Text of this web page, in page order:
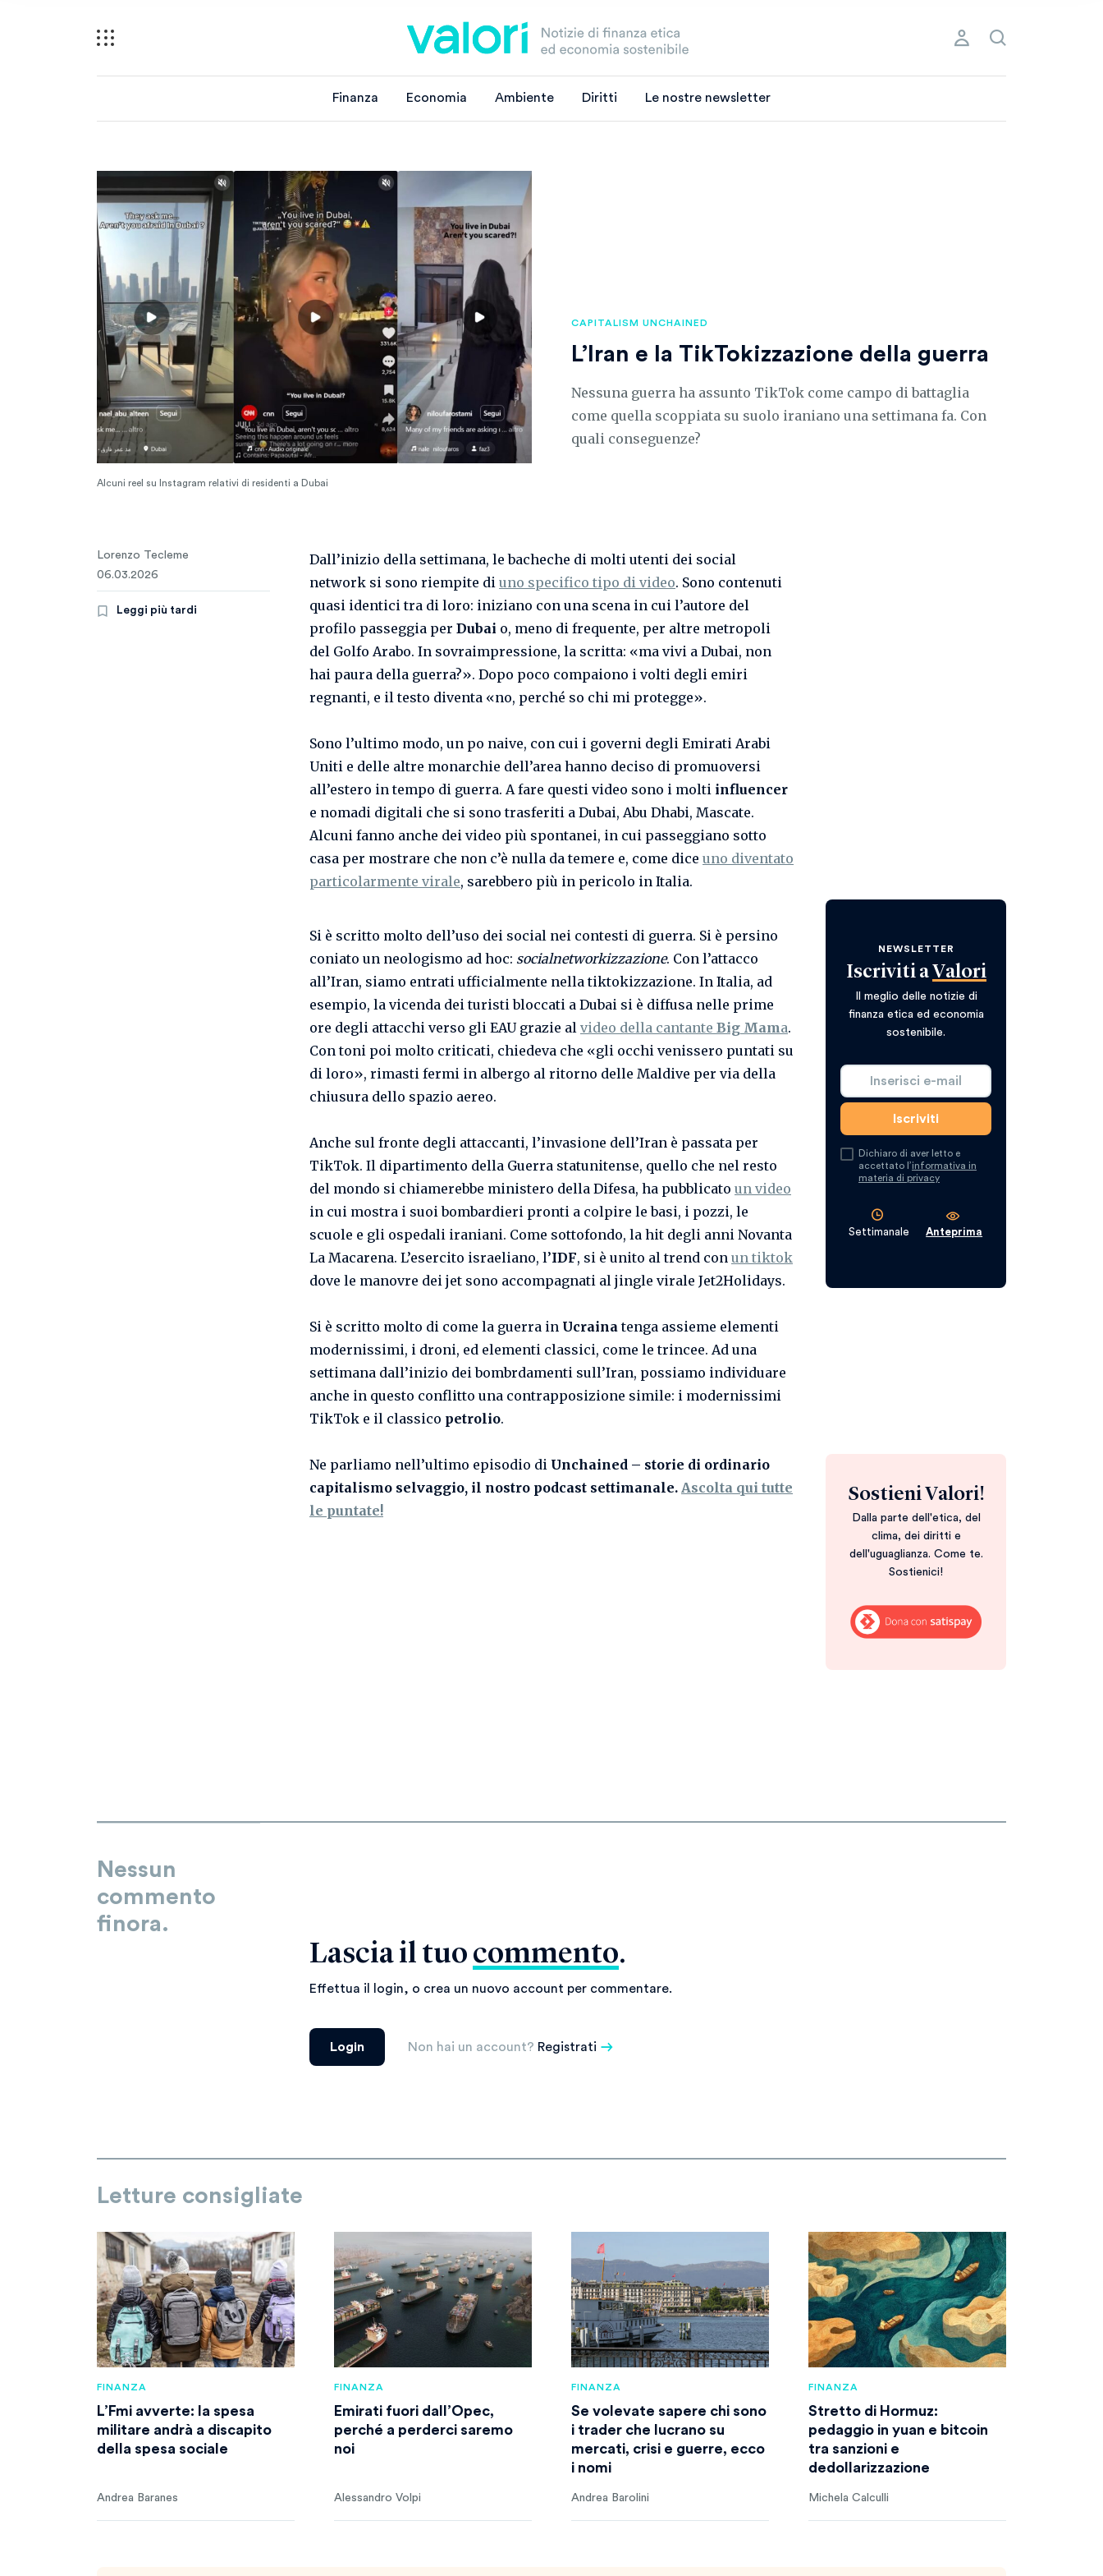
Finanza Economia Ambiente Diritti Le nostre newsletter
CAPITALISM UNCHAINED
L’Iran e la TikTokizzazione della guerra
Nessuna guerra ha assunto TikTok come campo di battaglia
come quella scoppiata su suolo iraniano una settimana fa. Con
quali conseguenze?
Alcuni reel su Instagram relativi di residenti a Dubai
Lorenzo Tecleme
06.03.2026
Leggi più tardi
Dall’inizio della settimana, le bacheche di molti utenti dei social
network si sono riempite di uno specifico tipo di video. Sono contenuti
quasi identici tra di loro: iniziano con una scena in cui l’autore del
profilo passeggia per Dubai o, meno di frequente, per altre metropoli
del Golfo Arabo. In sovraimpressione, la scritta: «ma vivi a Dubai, non
hai paura della guerra?». Dopo poco compaiono i volti degli emiri
regnanti, e il testo diventa «no, perché so chi mi protegge».
Sono l’ultimo modo, un po naive, con cui i governi degli Emirati Arabi
Uniti e delle altre monarchie dell’area hanno deciso di promuoversi
all’estero in tempo di guerra. A fare questi video sono i molti influencer
e nomadi digitali che si sono trasferiti a Dubai, Abu Dhabi, Mascate.
Alcuni fanno anche dei video più spontanei, in cui passeggiano sotto
casa per mostrare che non c’è nulla da temere e, come dice uno diventato
particolarmente virale, sarebbero più in pericolo in Italia.
NEWSLETTER
Iscriviti a Valori
Il meglio delle notizie di
finanza etica ed economia
sostenibile.
Dichiaro di aver letto e
accettato l’informativa in
materia di privacy
Settimanale Anteprima
Si è scritto molto dell’uso dei social nei contesti di guerra. Si è persino
coniato un neologismo ad hoc: socialnetworkizzazione. Con l’attacco
all’Iran, siamo entrati ufficialmente nella tiktokizzazione. In Italia, ad
esempio, la vicenda dei turisti bloccati a Dubai si è diffusa nelle prime
ore degli attacchi verso gli EAU grazie al video della cantante Big Mama.
Con toni poi molto criticati, chiedeva che «gli occhi venissero puntati su
di loro», rimasti fermi in albergo al ritorno delle Maldive per via della
chiusura dello spazio aereo.
Anche sul fronte degli attaccanti, l’invasione dell’Iran è passata per
TikTok. Il dipartimento della Guerra statunitense, quello che nel resto
del mondo si chiamerebbe ministero della Difesa, ha pubblicato un video
in cui mostra i suoi bombardieri pronti a colpire le basi, i pozzi, le
scuole e gli ospedali iraniani. Come sottofondo, la hit degli anni Novanta
La Macarena. L’esercito israeliano, l’IDF, si è unito al trend con un tiktok
dove le manovre dei jet sono accompagnati al jingle virale Jet2Holidays.
Si è scritto molto di come la guerra in Ucrainatenga assieme elementi
modernissimi, i droni, ed elementi classici, come le trincee. Ad una
settimana dall’inizio dei bombrdamenti sull’Iran, possiamo individuare
anche in questo conflitto una contrapposizione simile: i modernissimi
TikTok e il classico petrolio.
Ne parliamo nell’ultimo episodio di Unchained – storie di ordinario
capitalismo selvaggio, il nostro podcast settimanale. Ascolta qui tutte
le puntate!
Sostieni Valori!
Dalla parte dell'etica, del
clima, dei diritti e
dell'uguaglianza. Come te.
Sostienici!
Nessun
commento
finora.
Lascia il tuo commento.
Effettua il login, o crea un nuovo account per commentare.
Login Non hai un account? Registrati
Letture consigliate
FINANZA
L’Fmi avverte: la spesa
militare andrà a discapito
della spesa sociale
Andrea Baranes
FINANZA
Emirati fuori dall’Opec,
perché a perderci saremo
noi
Alessandro Volpi
FINANZA
Se volevate sapere chi sono
i trader che lucrano su
mercati, crisi e guerre, ecco
i nomi
Andrea Barolini
FINANZA
Stretto di Hormuz:
pedaggio in yuan e bitcoin
tra sanzioni e
dedollarizzazione
Michela Calculli